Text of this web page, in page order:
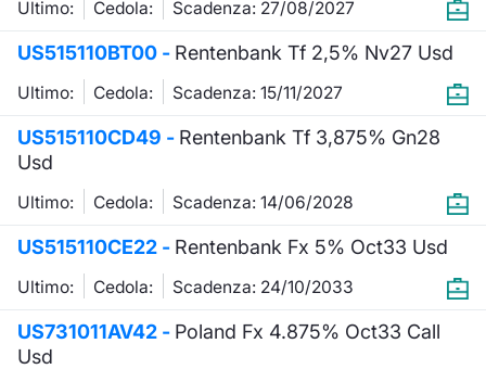
Ultimo: Cedola: Scadenza: 27/08/2027
US515110BT00 - Rentenbank Tf 2,5% Nv27 Usd
Ultimo: Cedola: Scadenza: 15/11/2027
US515110CD49 - Rentenbank Tf 3,875% Gn28
Usd
Ultimo: Cedola: Scadenza: 14/06/2028
US515110CE22 - Rentenbank Fx 5% Oct33 Usd
Ultimo: Cedola: Scadenza: 24/10/2033
US731011AV42 - Poland Fx 4.875% Oct33 Call
Usd
Listed
IPO e
Cambi
MiFID 2
BTP
BONO
OAT
BUND
BTP
Listing Sponsor Euronext Access
Segmento ESG
Mercato Fixed Income
Market Maker, Liquidity provider e
Specialist
Chi siamo Dati di
Analisi
Mifid 2